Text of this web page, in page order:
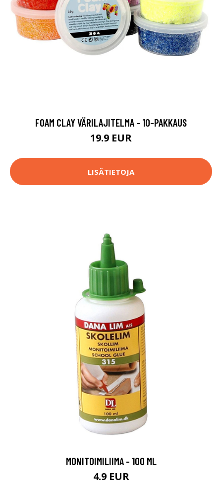
FOAM CLAY VÄRILAJITELMA - 10-PAKKAUS
19.9 EUR
LISÄTIETOJA
MONITOIMILIIMA - 100 ML
4.9 EUR